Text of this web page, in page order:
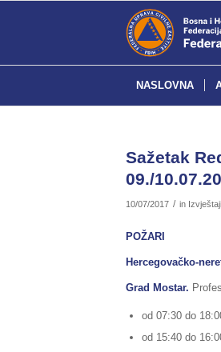
NASLOVNA
Sažetak
09./
10/07/2017 / in Izvještaji
POŽARI
Hercegovačko-
Grad Mostar.
od 07:30 do
od 15:40 do